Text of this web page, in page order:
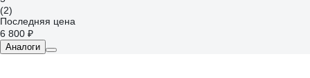
(2)
Последняя цена
6 800 ₽
Аналоги